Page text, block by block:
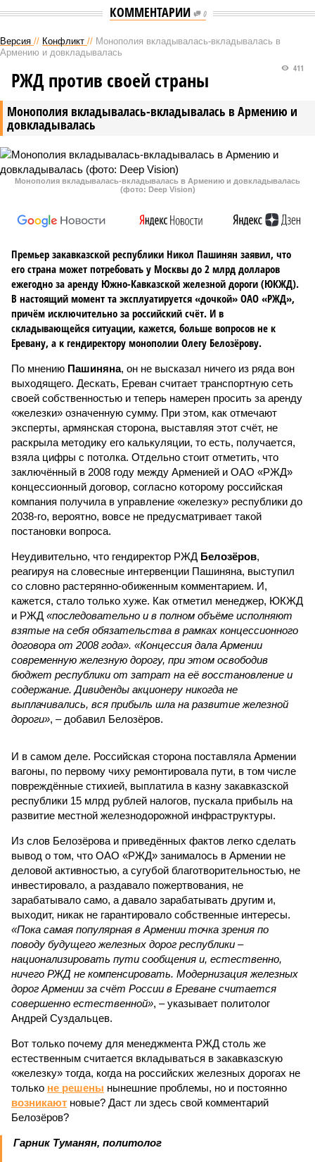
КОММЕНТАРИИ 0
Версия // Конфликт // Монополия вкладывалась-вкладывалась в
Армению и довкладывалась
Монополия вкладывалась-вкладывалась в Армению и
довкладывалась
411
РЖД против своей страны
Монополия вкладывалась-вкладывалась в Армению и довкладывалась
(фото: Deep Vision)
Премьер закавказской республики Никол Пашинян заявил, что
его страна может потребовать у Москвы до 2 млрд долларов
ежегодно за аренду Южно-Кавказской железной дороги (ЮКЖД).
В настоящий момент та эксплуатируется «дочкой» ОАО «РЖД»,
причём исключительно за российский счёт. И в
складывающейся ситуации, кажется, больше вопросов не к
Еревану, а к гендиректору монополии Олегу Белозёрову.
По мнению Пашиняна, он не высказал ничего из ряда вон
выходящего. Дескать, Ереван считает транспортную сеть
своей собственностью и теперь намерен просить за аренду
«железки» означенную сумму. При этом, как отмечают
эксперты, армянская сторона, выставляя этот счёт, не
раскрыла методику его калькуляции, то есть, получается,
взяла цифры с потолка. Отдельно стоит отметить, что
заключённый в 2008 году между Арменией и ОАО «РЖД»
концессионный договор, согласно которому российская
компания получила в управление «железку» республики до
2038-го, вероятно, вовсе не предусматривает такой
постановки вопроса.
Неудивительно, что гендиректор РЖД Белозёров,
реагируя на словесные интервенции Пашиняна, выступил
со словно растерянно-обиженным комментарием. И,
кажется, стало только хуже. Как отметил менеджер, ЮКЖД
и РЖД «последовательно и в полном объёме исполняют
взятые на себя обязательства в рамках концессионного
договора от 2008 года». «Концессия дала Армении
современную железную дорогу, при этом освободив
бюджет республики от затрат на её восстановление и
содержание. Дивиденды акционеру никогда не
выплачивались, вся прибыль шла на развитие железной
дороги», – добавил Белозёров.
И в самом деле. Российская сторона поставляла Армении
вагоны, по первому чиху ремонтировала пути, в том числе
повреждённые стихией, выплатила в казну закавказской
республики 15 млрд рублей налогов, пускала прибыль на
развитие местной железнодорожной инфраструктуры.
Из слов Белозёрова и приведённых фактов легко сделать
вывод о том, что ОАО «РЖД» занималось в Армении не
деловой активностью, а сугубой благотворительностью, не
инвестировало, а раздавало пожертвования, не
зарабатывало само, а давало зарабатывать другим и,
выходит, никак не гарантировало собственные интересы.
«Пока самая популярная в Армении точка зрения по
поводу будущего железных дорог рес­публики –
национализировать пути сообщения и, естественно,
ничего РЖД не компенсировать. Модернизация железных
дорог Армении за счёт России в Ереване считается
совершенно естественной», – указывает политолог
Андрей Суздальцев.
Вот только почему для менеджмента РЖД столь же
естественным считается вкладываться в закавказскую
«железку» тогда, когда на российских железных дорогах не
только не решены нынешние проблемы, но и постоянно
возникают новые? Даст ли здесь свой комментарий
Белозёров?
Гарник Туманян, политолог